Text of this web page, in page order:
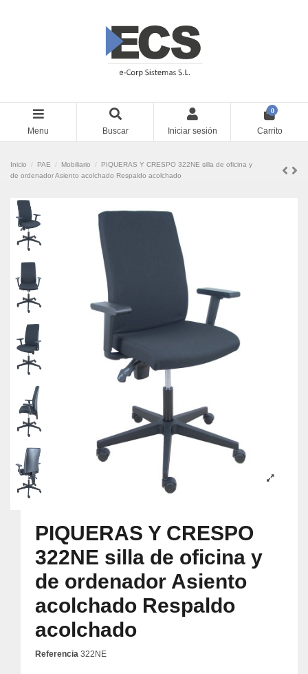
Menu Buscar Iniciar sesión
0
Carrito
Inicio PAE Mobiliario
PIQUERAS Y CRESPO 322NE silla de oficina y
de ordenador Asiento acolchado Respaldo acolchado
PIQUERAS Y CRESPO
322NE silla de oficina y
de ordenador Asiento
acolchado Respaldo
acolchado
Referencia 322NE